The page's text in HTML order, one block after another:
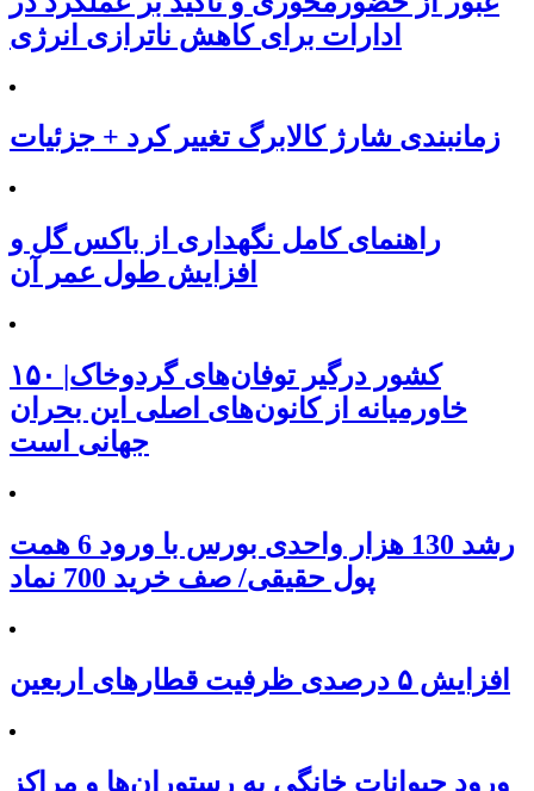
ادارات برای کاهش ناترازی انرژی
زمانبندی شارژ کالابرگ تغییر کرد + جزئیات
راهنمای کامل نگهداری از باکس گل و
افزایش طول عمر آن
۱۵۰ کشور درگیر توفان‌های گردوخاک|
خاورمیانه از کانون‌های اصلی این بحران
جهانی است
رشد 130 هزار واحدی بورس با ورود 6 همت
پول حقیقی/ صف خرید 700 نماد
افزایش ۵ درصدی ظرفیت قطارهای اربعین
ورود حیوانات خانگی به رستوران‌ها و مراکز